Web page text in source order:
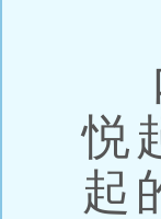
悦
起